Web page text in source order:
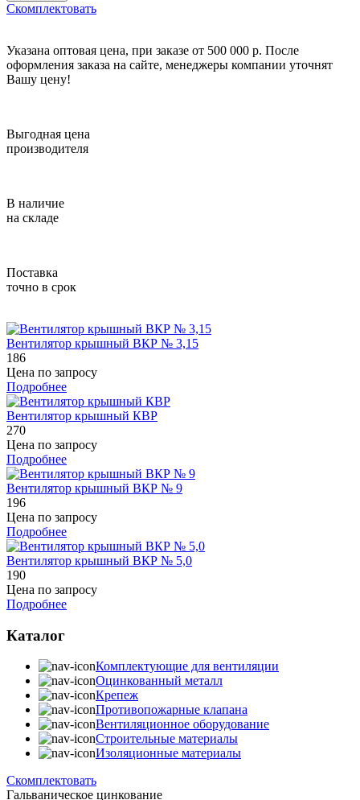
Скомплектовать
Указана оптовая цена, при заказе от 500 000 р. После
оформления заказа на сайте, менеджеры компании уточнят
Вашу цену!
Выгодная цена
производителя
В наличие
на складе
Поставка
точно в срок
Вентилятор крышный BКР № 3,15
186
Цена по запросу
Подробнее
Вентилятор крышный КВР
270
Цена по запросу
Подробнее
Вентилятор крышный BКР № 9
196
Цена по запросу
Подробнее
Вентилятор крышный BКР № 5,0
190
Цена по запросу
Подробнее
Каталог
Комплектующие для вентиляции
Оцинкованный металл
Крепеж
Противопожарные клапана
Вентиляционное оборудование
Строительные материалы
Изоляционные материалы
Скомплектовать
Гальваническое цинкование